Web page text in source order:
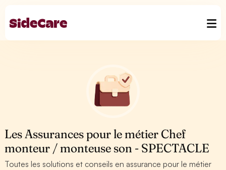
Les Assurances pour le métier Chef
monteur / monteuse son - SPECTACLE
Toutes les solutions et conseils en assurance pour le métier